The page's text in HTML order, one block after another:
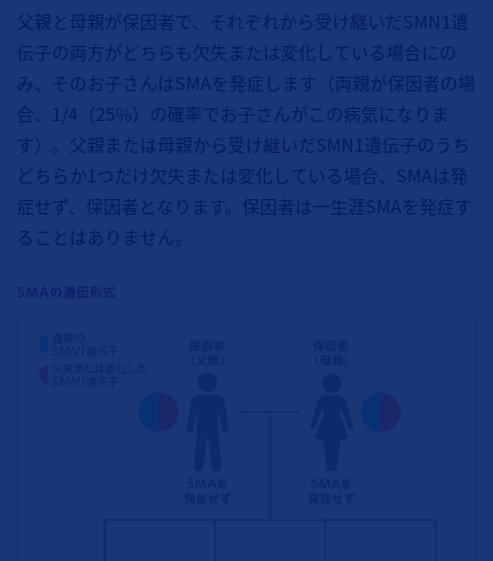
父親と母親が保因者で、それぞれから受け継いだSMN1遺
伝子の両方がどちらも欠失または変化している場合にの
み、そのお子さんはSMAを発症します（両親が保因者の場
合、1/4（25%）の確率でお子さんがこの病気になりま
す）。父親または母親から受け継いだSMN1遺伝子のうち
どちらか1つだけ欠失または変化している場合、SMAは発
症せず、保因者となります。保因者は一生涯SMAを発症す
ることはありません。